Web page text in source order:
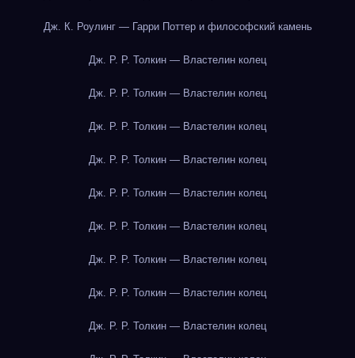
Дж. К. Роулинг — Гарри Поттер и философский камень
Дж. Р. Р. Толкин — Властелин колец
Дж. Р. Р. Толкин — Властелин колец
Дж. Р. Р. Толкин — Властелин колец
Дж. Р. Р. Толкин — Властелин колец
Дж. Р. Р. Толкин — Властелин колец
Дж. Р. Р. Толкин — Властелин колец
Дж. Р. Р. Толкин — Властелин колец
Дж. Р. Р. Толкин — Властелин колец
Дж. Р. Р. Толкин — Властелин колец